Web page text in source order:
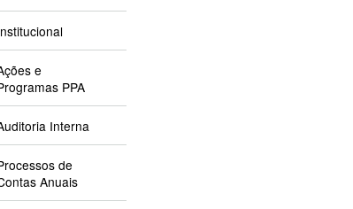
e
PPA
Interna
de
Anuais